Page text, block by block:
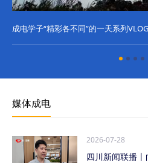
成电学子“精彩各不同”的一天系列
媒体成电
2026-07-28
四川新闻联播